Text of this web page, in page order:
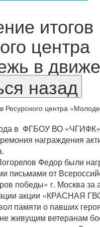
итогов
центра
в
в ФГБОУ ВО
награждения
Федор были
письмами от
победы» г. Москва за
акции «КРАСНАЯ
памяти о павших
живущим ветеранам